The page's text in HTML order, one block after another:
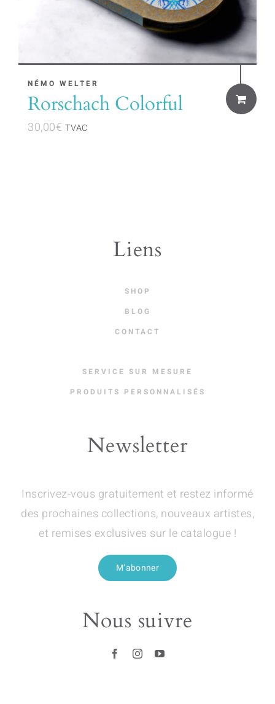
NÉMO WELTER
Rorschach Colorful
30,00€ TVAC
Liens
SHOP
BLOG
CONTACT
SERVICE SUR MESURE
PRODUITS PERSONNALISÉS
Newsletter
Inscrivez-vous gratuitement et restez informé
des prochaines collections, nouveaux artistes,
et remises exclusives sur le catalogue !
M’abonner
Nous suivre